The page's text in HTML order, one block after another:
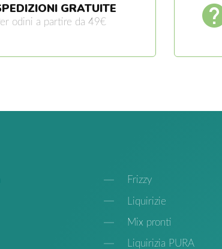
GRATUITE
odini a partire da 49€
Frizzy
Liquirizie
Mix pronti
Liquirizia PURA